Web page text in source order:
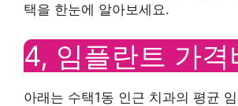
택을 한눈에 알아보세요.
4, 임플란트 가격
아래는 수택1동 인근 치과의 평균